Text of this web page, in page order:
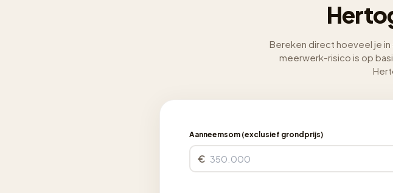
Bereken direct hoeveel je
meerwerk-risico is op
Aanneemsom (exclusief grondprijs)
€